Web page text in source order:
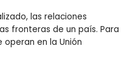
las relaciones
fronteras de un país. Para
en la Unión